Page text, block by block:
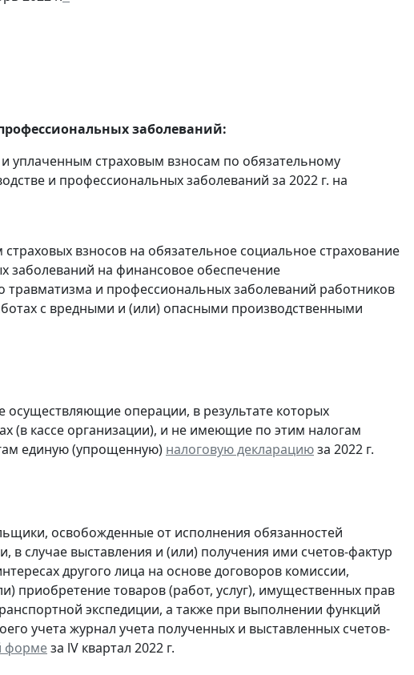
заболеваний:
уплаченным страховым взносам по обязательному
и профессиональных заболеваний за 2022 г. на
взносов на обязательное социальное страхование
заболеваний на финансовое обеспечение
и профессиональных заболеваний работников
с вредными и (или) опасными производственными
осуществляющие операции, в результате которых
(в кассе организации), и не имеющие по этим налогам
единую (упрощенную) налоговую декларациюза 2022 г.
освобожденные от исполнения обязанностей
случае выставления и (или) получения ими счетов-фактур
другого лица на основе договоров комиссии,
приобретение товаров (работ, услуг), имущественных прав
экспедиции, а также при выполнении функций
учета журнал учета полученных и выставленных счетов-
формеза lV квартал 2022 г.